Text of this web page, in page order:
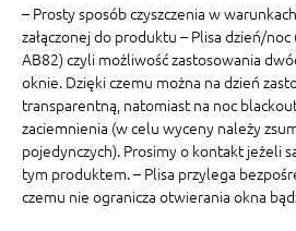
– Prosty sposób czyszczenia w
załączonej do produktu – Plisa dzień/noc
AB82) czyli możliwość zastosowania
oknie. Dzięki czemu można na dzień
transparentną, natomiast na noc
zaciemnienia (w celu wyceny należy
pojedynczych). Prosimy o kontakt jeżeli
tym produktem. – Plisa przylega
czemu nie ogranicza otwierania okna